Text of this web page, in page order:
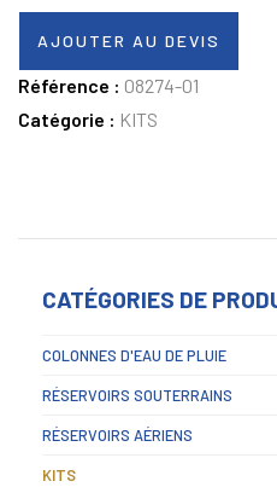
AJOUTER AU DEVIS
Référence : 08274-01
Catégorie : KITS
CATÉGORIES DE
COLONNES D'EAU DE PLUIE
RÉSERVOIRS SOUTERRAINS
RÉSERVOIRS AÉRIENS
KITS